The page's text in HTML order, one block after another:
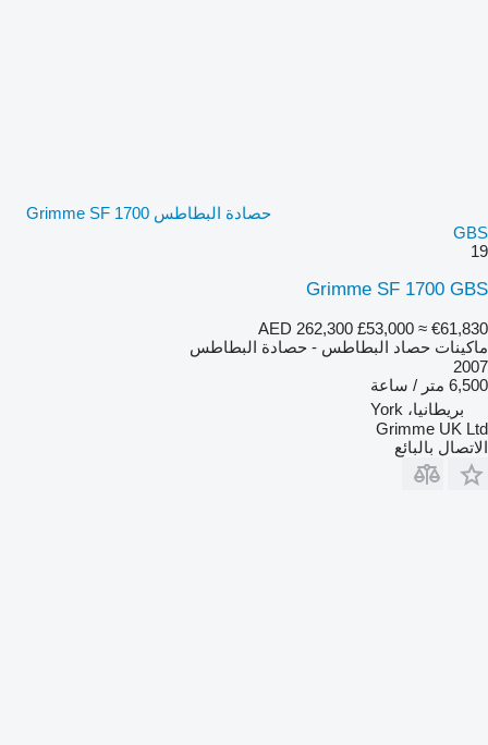
حصادة البطاطس Grimme SF 1700
GBS
19
Grimme SF 1700 GBS
AED 262,300 £53,000 ≈ €61,830
ماكينات حصاد البطاطس - حصادة البطاطس
2007
6,500 متر / ساعة
بريطانيا، York
Grimme UK Ltd
الاتصال بالبائع